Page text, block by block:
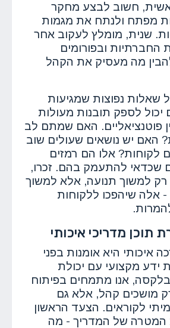
חשוב לבצע מחקר
מפתח ולנתח את מגמות
שנית, מומלץ לעקוב אחר
החברתיות ובפורומים
מה מעסיק את הקהל
שאלות נפוצות שמגיעות
יכול לספק תובנות מעולות
פוטנציאליים. האם שמתם לב
האם יש נושאים שעולים שוב
לקוחות? אלו הם רמזים
שכדאי להתעמק בהם. זכרו,
למשוך תנועה, אלא למשוך
אלה שיהפכו ללקוחות
תוכן מדריכי איכותי
איכותי היא אומנות בפני
מקצועי עם יכולת
אנו מתמחים בפיתוח
מושכים קהל, אלא גם
לקוראים. הצעד הראשון
המטרה של המדריך - מה